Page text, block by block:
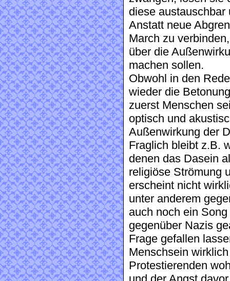
diese
Anstatt neue
March zu
über die
machen sollen.
Obwohl in den
wieder die
zuerst Menschen
optisch und
Außenwirkung der
Fraglich bleibt z.B.
denen das Dasein
religiöse Strömung
erscheint nicht
unter anderem
auch noch ein
gegenüber Nazis
Frage gefallen
Menschsein
Protestierenden